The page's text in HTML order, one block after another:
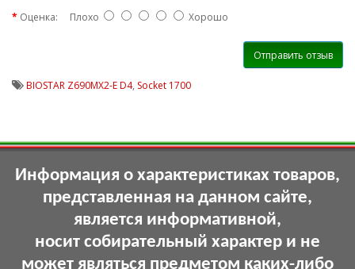
Оценка: Плохо Хорошо
Отправить отзыв
BIOSTAR Z690MX2-E D4, Socket 1700
Информация о характеристиках товаров,
представленная на данном сайте,
является информативной,
носит собирательный характер и не
может являться предметом каких-либо